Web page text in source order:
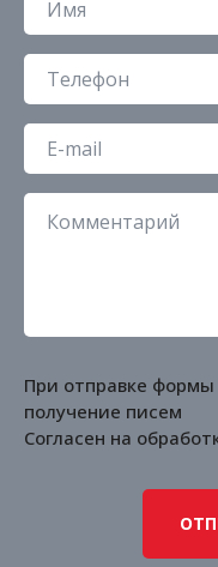
При отправке формы
получение писем
Согласен на